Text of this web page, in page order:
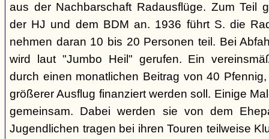
aus der Nachbarschaft Radausflüge. Zum Teil
der HJ und dem BDM an. 1936 führt S. die
nehmen daran 10 bis 20 Personen teil. Bei
wird laut "Jumbo Heil" gerufen. Ein
durch einen monatlichen Beitrag von 40
größerer Ausflug finanziert werden soll. Einige
gemeinsam. Dabei werden sie von dem
Jugendlichen tragen bei ihren Touren teilweise